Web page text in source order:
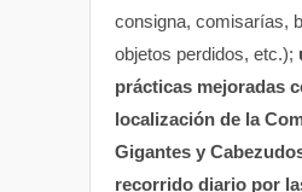
consigna, comisarías,
objetos perdidos, etc.);
prácticas mejoradas
localización de la
Gigantes y
recorrido diario por